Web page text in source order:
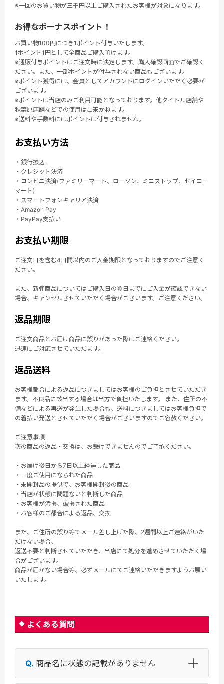
※一回のお買い物が三千円以上ご購入されたお客様が対象になります。
お得なボーナスポイント！
お買い物100円につき1ポイント付与いたします。
1ポイント1円として全商品ご購入頂けます。
※通販付与ポイントはご注文時に決定します。購入確認画面でご確認く
ださい。また、一部ポイントが付与されない商品もございます。
※ポイント獲得には、会員としてアカウントにログインいただく必要が
ございます。
※ポイントは当店のみご利用可能となっております。他タイトル店舗や
秋葉原店舗などでの使用は出来かねます。
※送料や手数料にはポイントは付与されません。
お支払い方法
・銀行振込
・クレジット決済
・コンビニ決済(ファミリーマート、ローソン、ミニストップ、セイコー
マート)
・スマートフォンキャリア決済
・Amazon Pay
・PayPay支払い
お支払い期限
ご注文日を含む4日間以内のご入金期限となっておりますのでご注意く
ださい。
また、新弾商品についてはご購入日の翌日までにご入金が確認できない
場合、キャンセルさせていただく場合がございます。ご注意ください。
返品期限
ご注文商品とお届け商品に誤りがあった際はご連絡ください。
迅速にご対応させていただます。
返品送料
お客様都合による返品につきましてはお客様のご負担とさせていただき
ます。不良品に該当する場合は当方で負担いたします。 また、住所の不
備などによる再送が発生した場合も、送料につきましてはお客様負担で
の着払い発送とさせていただく場合がございますのでご容赦ください。
ご注意事項
次の商品の返品・交換は、お受けできませんのでご了承ください。
・お届け後日から7日以上経過した商品
・一度ご使用になられた商品
・未開封品の提供で、お客様開封後の商品
・当店が状態に問題ないと判断した商品
・お客様が汚損、破損された商品
・お客様のご都合による返品、交換
また、ご住所の誤り等でメール差し上げた際、2週間以上ご連絡がいた
だけない場合、
返送不要と判断させていただき、当店にて処分を進めさせていただく場
合がございます。
商品が届かない場合等、必ずメールにてご連絡いただきますようお願い
いたします。
よくある質問
商品名に状態の記載がありません